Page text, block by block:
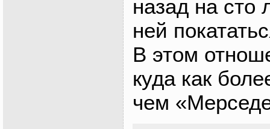
назад на сто
ней
В этом
куда как
чем